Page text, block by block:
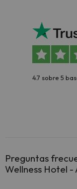
4.7 sobre 5
Preguntas
Wellness Hotel -